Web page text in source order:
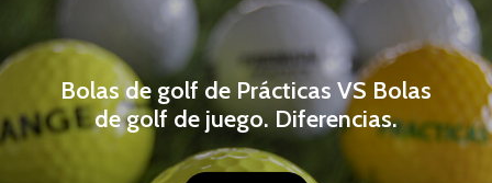
Bolas de golf de Prácticas VS Bolas
de golf de juego. Diferencias.